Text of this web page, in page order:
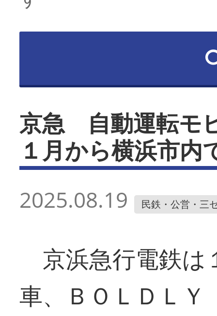
京急 自動運転モ
１月から横浜市内
2025.08.19 民鉄・公営・三
京浜急行電鉄は
車、ＢＯＬＤＬＹ